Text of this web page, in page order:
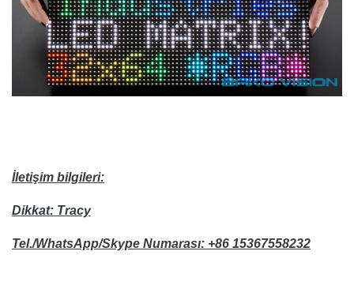
İletişim bilgileri:
Dikkat: Tracy
Tel./WhatsApp/Skype Numarası: +86 15367558232